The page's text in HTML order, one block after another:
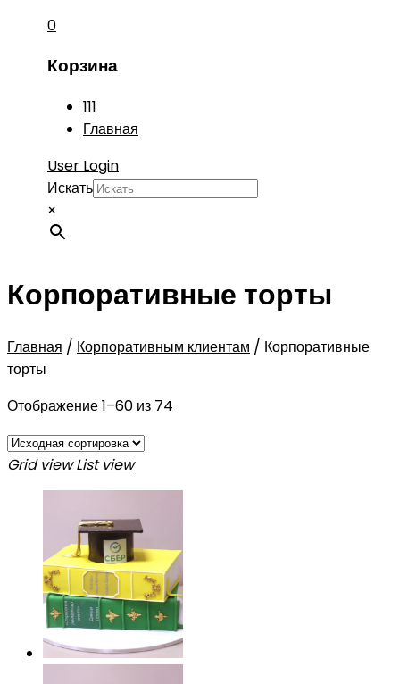
0
Корзина
111
Главная
User Login
Искать
×
Корпоративные торты
Главная / Корпоративным клиентам / Корпоративные
торты
Отображение 1–60 из 74
Grid view List view